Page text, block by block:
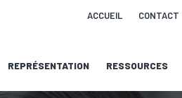
ACCUEIL CONTACT
REPRÉSENTATION RESSOURCES